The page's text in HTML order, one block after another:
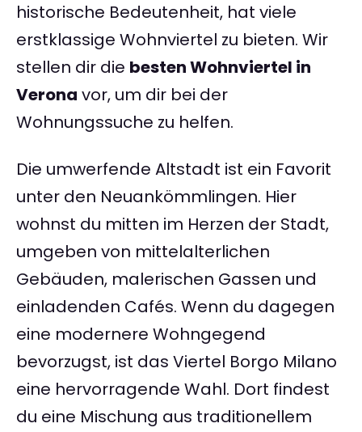
historische Bedeutenheit, hat viele
erstklassige Wohnviertel zu bieten. Wir
stellen dir die besten Wohnviertel in
Verona vor, um dir bei der
Wohnungssuche zu helfen.
Die umwerfende Altstadt ist ein Favorit
unter den Neuankömmlingen. Hier
wohnst du mitten im Herzen der Stadt,
umgeben von mittelalterlichen
Gebäuden, malerischen Gassen und
einladenden Cafés. Wenn du dagegen
eine modernere Wohngegend
bevorzugst, ist das Viertel Borgo Milano
eine hervorragende Wahl. Dort findest
du eine Mischung aus traditionellem